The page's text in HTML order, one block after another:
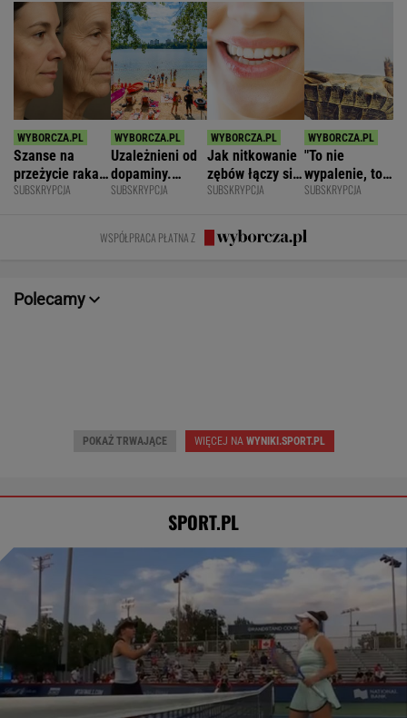
Szanse na
przeżycie raka
widać na
SUBSKRYPCJA
Uzależnieni od
dopaminy.
Psychiatra o
łatwego życia
SUBSKRYPCJA
Jak nitkowanie
zębów łączy się
ze zdrowiem
SUBSKRYPCJA
"To nie
wypalenie, to
nie depresja".
zjawisko
dotarło do
SUBSKRYPCJA
WSPÓŁPRACA PŁATNA Z
Polecamy
POKAŻ TRWAJĄCE WIĘCEJ NAWYNIKI.SPORT.PL
SPORT.PL